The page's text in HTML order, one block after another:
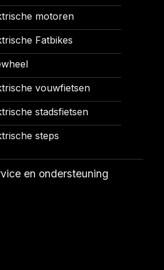
motoren
Fatbikes
vouwfietsen
stadsfietsen
steps
en ondersteuning